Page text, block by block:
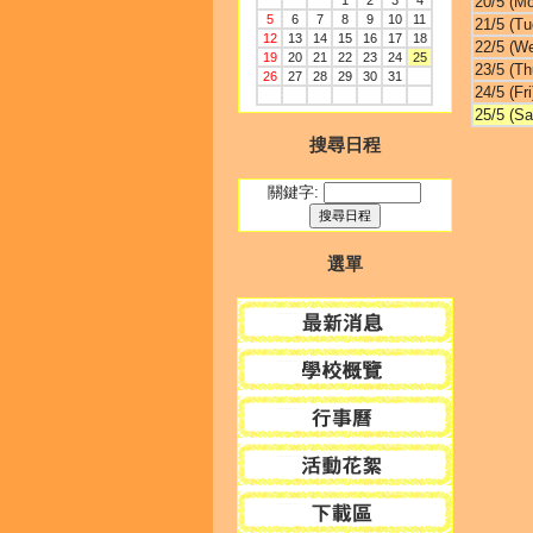
5
6 7 8 9 10
11
12
13 14 15 16 17
18
19
20 21 22 23 24
25
26
27 28 29 30 31
搜尋日程
關鍵字:
選單
21/5
22/5
23/5
24/5
25/5